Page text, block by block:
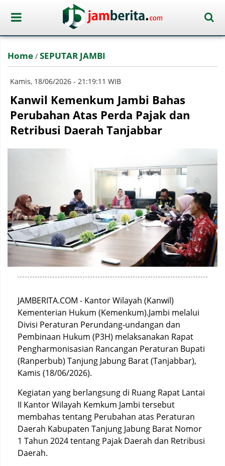
Home / SEPUTAR JAMBI
Kamis, 18/06/2026 - 21:19:11 WIB
Kanwil Kemenkum Jambi Bahas
Perubahan Atas Perda Pajak dan
Retribusi Daerah Tanjabbar
JAMBERITA.COM - Kantor Wilayah (Kanwil)
Kementerian Hukum (Kemenkum).Jambi melalui
Divisi Peraturan Perundang-undangan dan
Pembinaan Hukum (P3H) melaksanakan Rapat
Pengharmonisasian Rancangan Peraturan Bupati
(Ranperbub) Tanjung Jabung Barat (Tanjabbar),
Kamis (18/06/2026).
Kegiatan yang berlangsung di Ruang Rapat Lantai
II Kantor Wilayah Kemkum Jambi tersebut
membahas tentang Perubahan atas Peraturan
Daerah Kabupaten Tanjung Jabung Barat Nomor
1 Tahun 2024 tentang Pajak Daerah dan Retribusi
Daerah.